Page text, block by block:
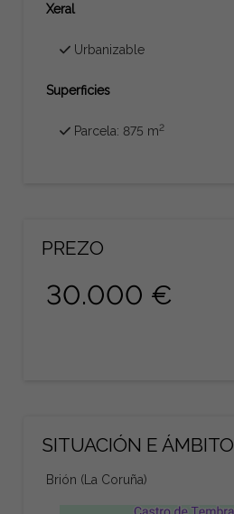
Xeral
Urbanizable
Superficies
Parcela: 875 m2
PREZO
30.000 €
SITUACIÓN E ÁMBITO
Brión (La Coruña)